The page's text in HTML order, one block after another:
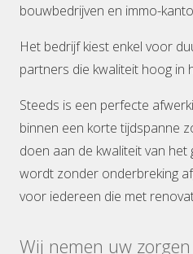
bouwbedrijven en immo-
Het bedrijf kiest enkel voor
partners die kwaliteit hoog in
Steeds is een perfecte
binnen een korte tijdspanne
doen aan de kwaliteit van het
wordt zonder onderbreking
voor iedereen die met
Wij nemen uw zorgen